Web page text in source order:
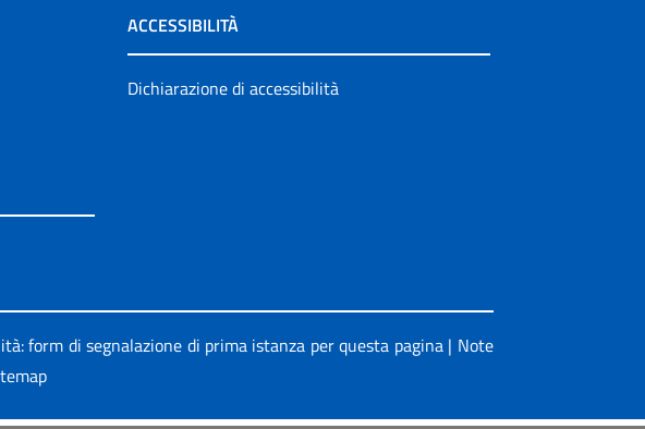
ACCESSIBILITÀ
Dichiarazione di accessibilità
form di segnalazione di prima istanza per questa pagina| Note